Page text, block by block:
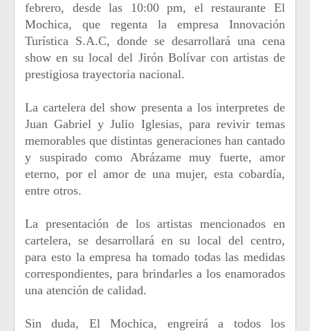
febrero, desde las 10:00 pm, el restaurante El
Mochica, que regenta la empresa Innovación
Turística S.A.C, donde se desarrollará una cena
show en su local del Jirón Bolívar con artistas de
prestigiosa trayectoria nacional.
La cartelera del show presenta a los interpretes de
Juan Gabriel y Julio Iglesias, para revivir temas
memorables que distintas generaciones han cantado
y suspirado como Abrázame muy fuerte, amor
eterno, por el amor de una mujer, esta cobardía,
entre otros.
La presentación de los artistas mencionados en
cartelera, se desarrollará en su local del centro,
para esto la empresa ha tomado todas las medidas
correspondientes, para brindarles a los enamorados
una atención de calidad.
Sin duda, El Mochica, engreirá a todos los